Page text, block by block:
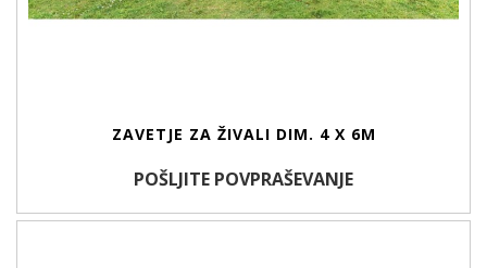
ZAVETJE ZA ŽIVALI DIM. 4 X 6M
POŠLJITE POVPRAŠEVANJE